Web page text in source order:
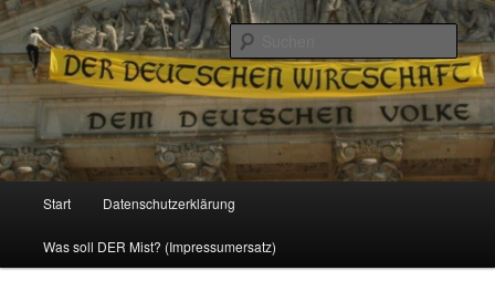
Reizzentrum
Politik, Wirtschaft, Soziales und Gesellschaft
Zum
Inhalt
Zum
sekundären
Start Datenschutzerklärung
Was soll DER Mist? (Impressumersatz)